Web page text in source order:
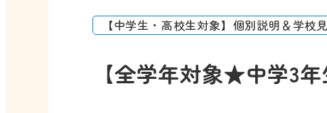
【全学年対象★中学3
【中学生・高校生対象】個別説明＆学校